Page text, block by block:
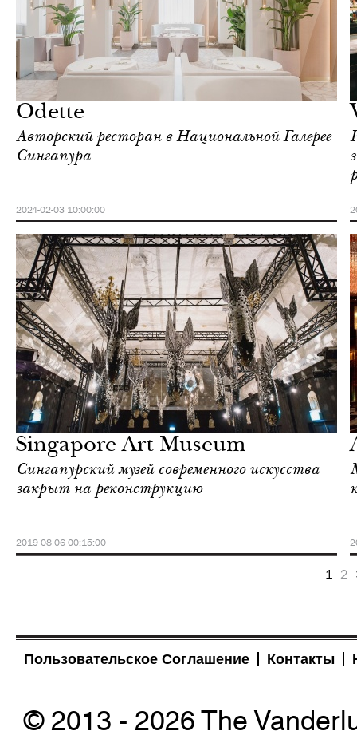
Odette
Авторский ресторан в Национальной Галерее
Сингапура
2024-02-03 10:00:00
Singapore Art Museum
Сингапурский музей современного искусства
закрыт на реконструкцию
2019-08-06 00:15:00
жизнь
1 2
Пользовательское Соглашение Контакты
© 2013 - 2026 The